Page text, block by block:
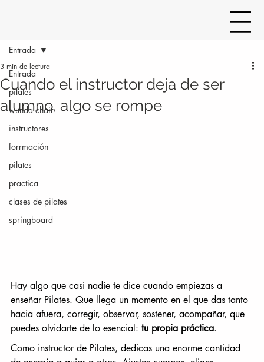
Entrada
pilates
wunda chair
instructores
forrmación
pilates
practica
clases de pilates
springboard
Entrada
Cuando el instructor deja de ser
alumno, algo se rompe
3 min de lectura
Hay algo que casi nadie te dice cuando empiezas a
enseñar Pilates. Que llega un momento en el que das tanto
hacia afuera, corregir, observar, sostener, acompañar, que
puedes olvidarte de lo esencial: tu propia práctica.
Como instructor de Pilates, dedicas una enorme cantidad